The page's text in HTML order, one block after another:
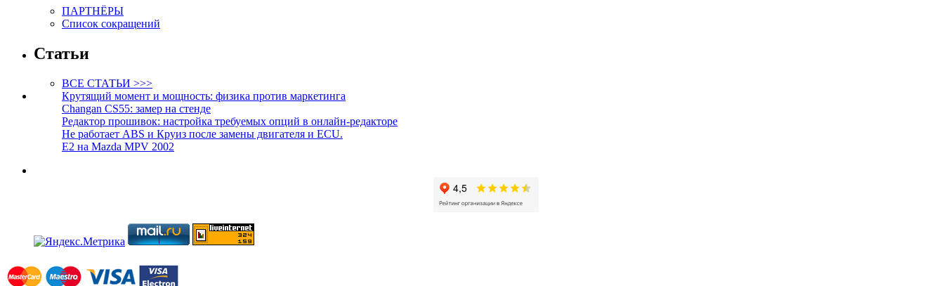
ПАРТНЁРЫ
Список сокращений
Статьи
ВСЕ СТАТЬИ >>>
Крутящий момент и мощность: физика против маркетинга
Changan CS55: замер на стенде
Редактор прошивок: настройка требуемых опций в онлайн-редакторе
Не работает ABS и Круиз после замены двигателя и ECU.
E2 на Mazda MPV 2002